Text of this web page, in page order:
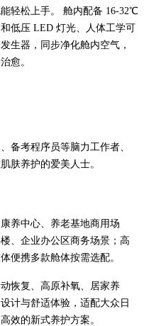
轻松上手。
舱内配备 16-32℃
低压 LED 灯光、人体工学可
生器，同步净化舱内空气，
愈。
备考程序员等脑力工作者、
肤养护的爱美人士。
养中心、养老基地商用场
、企业办公区商务场景；高
便携多款舱体按需选配。
恢复、高原补氧、居家养
计与舒适体验，适配大众日
效的新式养护方案。